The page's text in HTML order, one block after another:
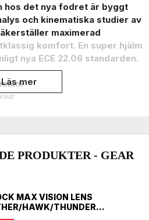
hos det nya fodret är byggt
och kinematiska studier av
maximerad
komfort. En super hjälm
nya ECE 22.06 standarden.
Läs mer
PRODUKTER - GEAR
MAX VISION LENS
HAWK/THUNDER
FENIX